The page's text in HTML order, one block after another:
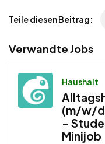
Teile diesen Beitrag:
Verwandte Jobs
Haushalt
(m/w/
–
Minijob